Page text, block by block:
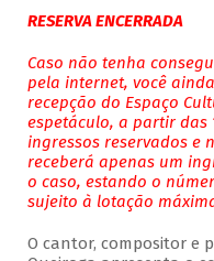
RESERVA ENCERRADA
Caso não tenha
pela internet, você
recepção do Espaço
espetáculo, a partir das
ingressos reservados e
receberá apenas um
o caso, estando o
sujeito à lotação
O cantor, compositor e